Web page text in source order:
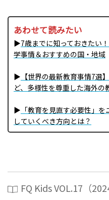
あわせて読みたい
▶7歳までに知っておきたい
学事情＆おすすめの国・地域
▶ 【世界の最新教育事情7選
ど、多様性を尊重した海外の
▶ 「教育を見直す必要性」
していくべき方向とは？
FQ Kids VOL.17（